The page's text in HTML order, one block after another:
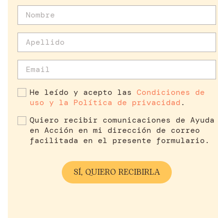
He leído y acepto las Condiciones de
uso y la Política de privacidad.
Quiero recibir comunicaciones de Ayuda
en Acción en mi dirección de correo
facilitada en el presente formulario.